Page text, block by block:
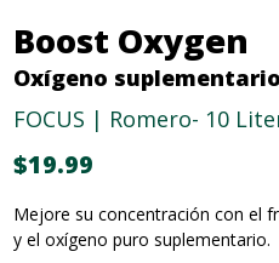
Boost Oxygen
Oxígeno suplementario
FOCUS | Romero- 10
$19.99
Mejore su concentración con el
y el oxígeno puro suplementario.